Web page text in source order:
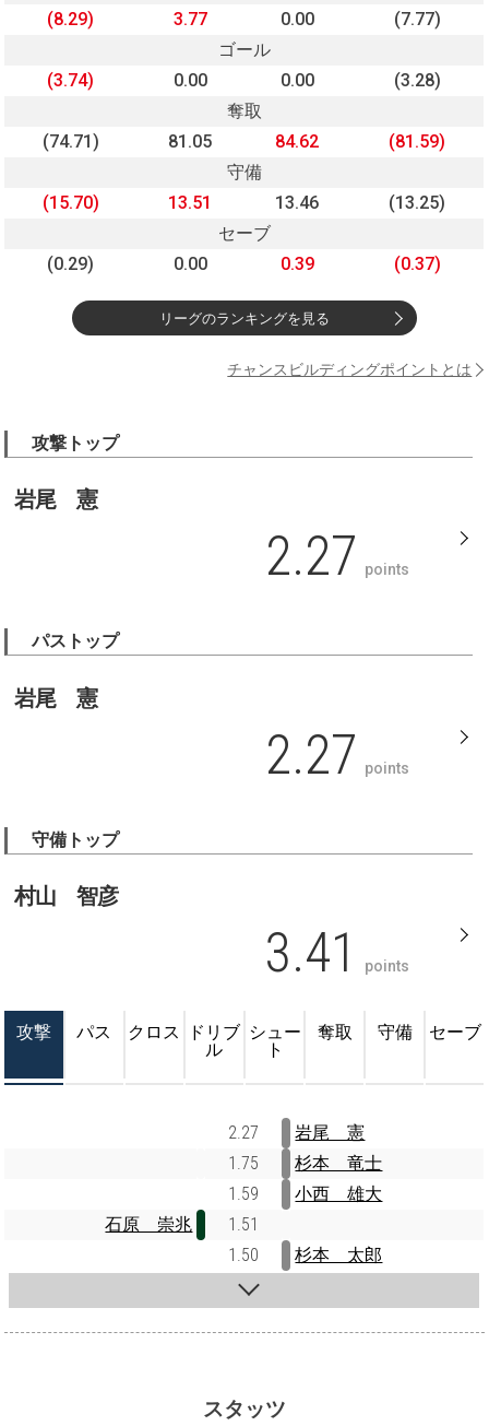
(8.29)
3.77 0.00
(7.77)
ゴール
(3.74)
0.00 0.00
(3.28)
奪取
(74.71)
81.05 84.62
(81.59)
守備
(15.70)
13.51 13.46
(13.25)
セーブ
(0.29)
0.00 0.39 (0.37)
リーグのランキングを見る
チャンスビルディングポイントとは
攻撃トップ
岩尾 憲
2.27 points
パストップ
岩尾 憲
2.27 points
守備トップ
村山 智彦
3.41 points
攻撃 パス クロス
ドリブ
ル
シュー
ト
奪取 守備 セーブ
2.27
岩尾 憲
1.75
杉本 竜士
1.59
小西 雄大
石原 崇兆
1.51
1.50
杉本 太郎
スタッツ